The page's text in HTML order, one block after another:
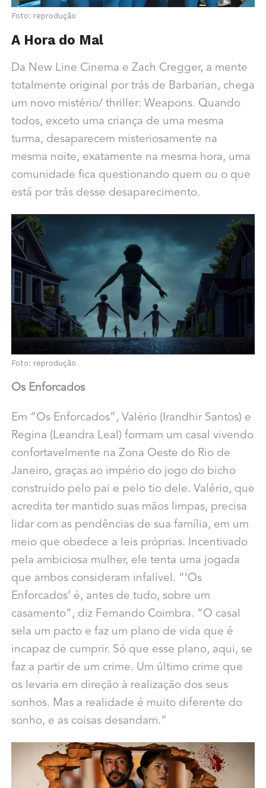
Foto: reprodução
A Hora do Mal
Da New Line Cinema e Zach Cregger, a mente
totalmente original por trás de Barbarian, chega
um novo mistério/ thriller: Weapons. Quando
todos, exceto uma criança de uma mesma
turma, desaparecem misteriosamente na
mesma noite, exatamente na mesma hora, uma
comunidade fica questionando quem ou o que
está por trás desse desaparecimento.
Foto: reprodução
Os Enforcados
Em “Os Enforcados”, Valério (Irandhir Santos) e
Regina (Leandra Leal) formam um casal vivendo
confortavelmente na Zona Oeste do Rio de
Janeiro, graças ao império do jogo do bicho
construído pelo pai e pelo tio dele. Valério, que
acredita ter mantido suas mãos limpas, precisa
lidar com as pendências de sua família, em um
meio que obedece a leis próprias. Incentivado
pela ambiciosa mulher, ele tenta uma jogada
que ambos consideram infalível. “‘Os
Enforcados’ é, antes de tudo, sobre um
casamento”, diz Fernando Coimbra. “O casal
sela um pacto e faz um plano de vida que é
incapaz de cumprir. Só que esse plano, aqui, se
faz a partir de um crime. Um último crime que
os levaria em direção à realização dos seus
sonhos. Mas a realidade é muito diferente do
sonho, e as coisas desandam.”